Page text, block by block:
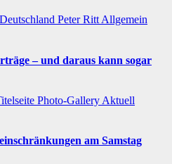
Deutschland Peter Ritt Allgemein
– und daraus kann sogar
Photo-Gallery Aktuell
am Samstag